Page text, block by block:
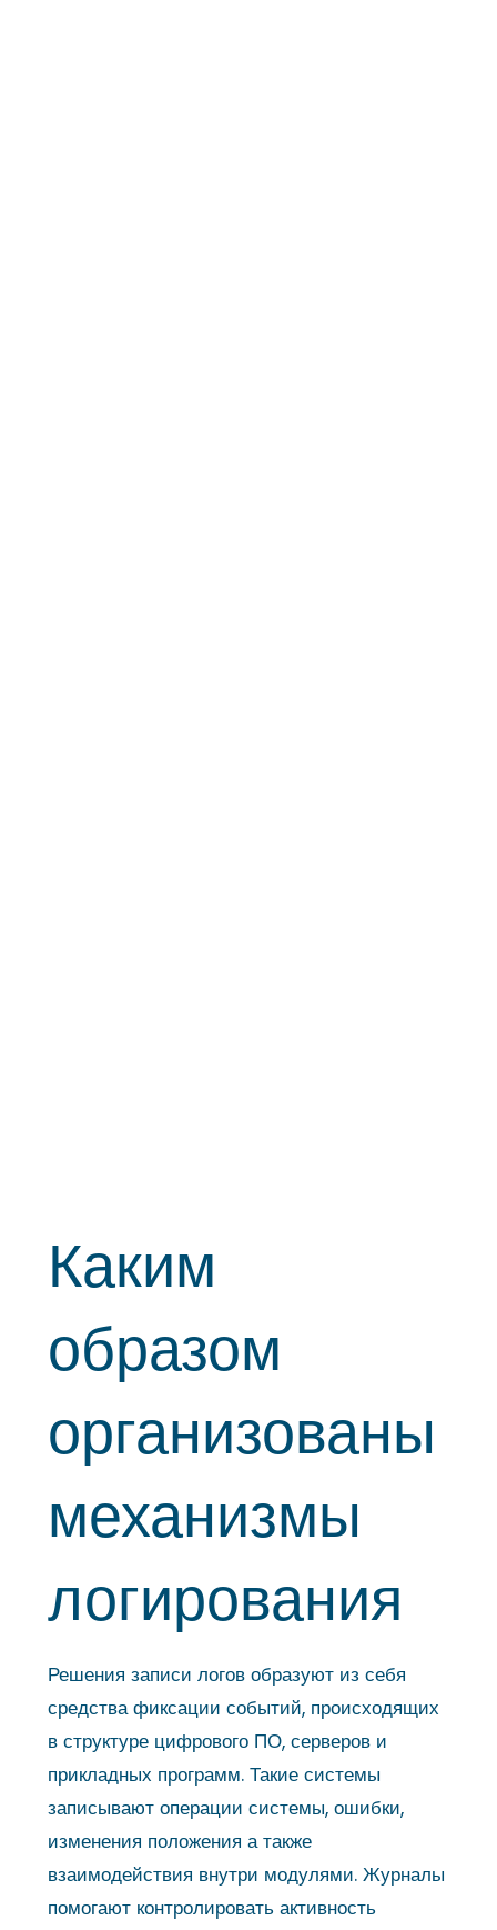
Каким
образом
организованы
механизмы
логирования
Решения записи логов образуют из себя
средства фиксации событий, происходящих
в структуре цифрового ПО, серверов и
прикладных программ. Такие системы
записывают операции системы, ошибки,
изменения положения а также
взаимодействия внутри модулями. Журналы
помогают контролировать активность